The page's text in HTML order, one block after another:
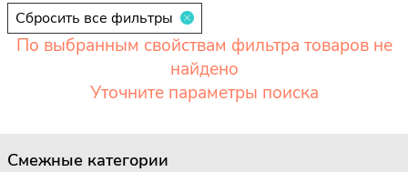
Сбросить все фильтры
По выбранным свойствам фильтра товаров не
найдено
Уточните параметры поиска
Смежные категории